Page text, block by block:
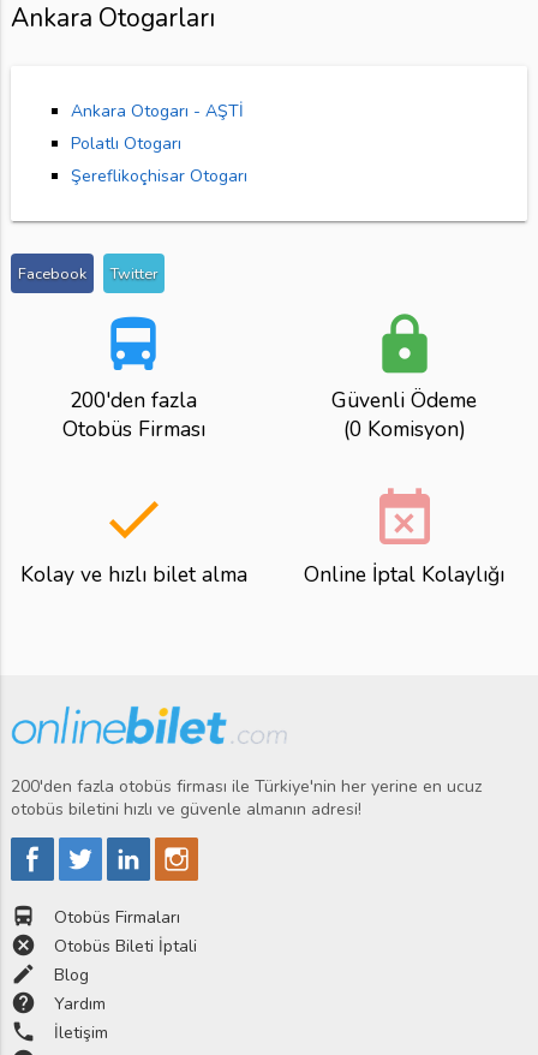
Ankara Otogarları
Ankara Otogarı - AŞTİ
Polatlı Otogarı
Şereflikoçhisar Otogarı
Facebook Twitter
directions_bus
200'den fazla
Otobüs Firması
lock
Güvenli Ödeme
(0 Komisyon)
done
Kolay ve hızlı bilet alma
event_busy
Online İptal Kolaylığı
200'den fazla otobüs firması ile Türkiye'nin her yerine en ucuz
otobüs biletini hızlı ve güvenle almanın adresi!
directions_bus Otobüs Firmaları
cancel Otobüs Bileti İptali
edit Blog
help Yardım
phone İletişim